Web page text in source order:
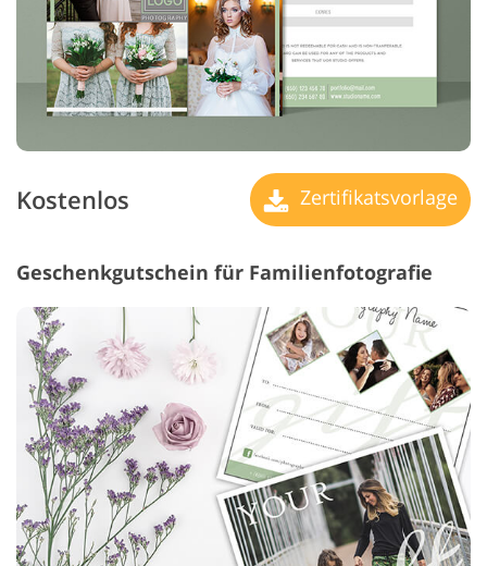
Kostenlos Zertifikatsvorlage
Geschenkgutschein für Familienfotografie